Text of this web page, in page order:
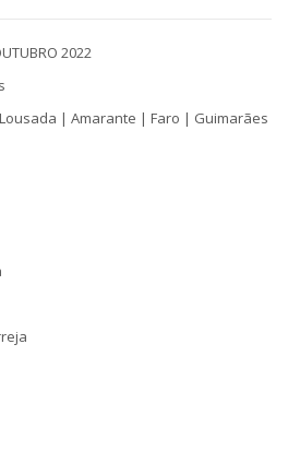
2022
| Amarante | Faro | Guimarães